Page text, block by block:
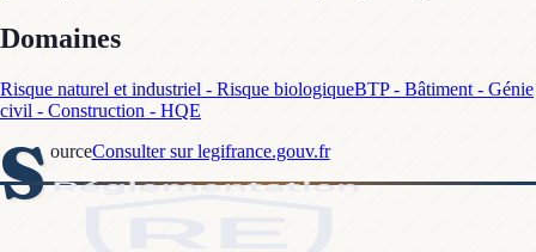
Domaines
Risque naturel et industriel - Risque biologiqueBTP - Bâtiment - Génie
civil - Construction - HQE
S ourceConsulter sur legifrance.gouv.fr